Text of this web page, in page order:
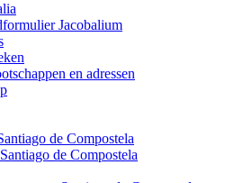
Jacobalium
en adressen
de Compostela
de Compostela